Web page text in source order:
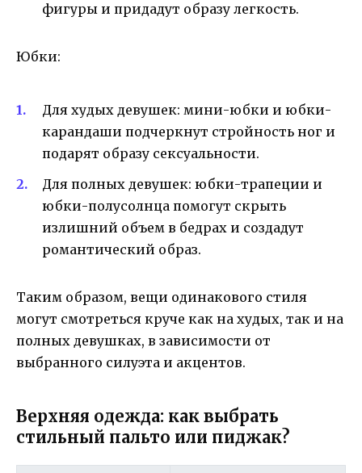
фигуры и придадут образу легкость.
Юбки:
Для худых девушек: мини-юбки и юбки-
карандаши подчеркнут стройность ног и
подарят образу сексуальности.
Для полных девушек: юбки-трапеции и
юбки-полусолнца помогут скрыть
излишний объем в бедрах и создадут
романтический образ.
Таким образом, вещи одинакового стиля
могут смотреться круче как на худых, так и на
полных девушках, в зависимости от
выбранного силуэта и акцентов.
Верхняя одежда: как выбрать
стильный пальто или пиджак?